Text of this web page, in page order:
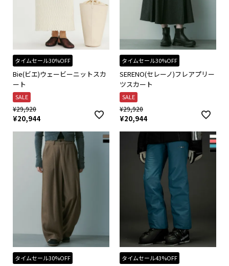
タイムセール30%OFF
Bie(ビエ)ウェービーニットスカ
ート
SALE
¥29,920
¥20,944
タイムセール30%OFF
SERENO(セレーノ)フレアプリー
ツスカート
SALE
¥29,920
¥20,944
タイムセール30%OFF タイムセール43%OFF